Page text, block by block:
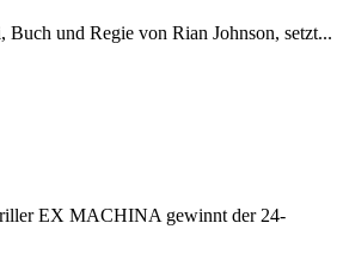
Buch und Regie von Rian Johnson, setzt...
EX MACHINA gewinnt der 24-